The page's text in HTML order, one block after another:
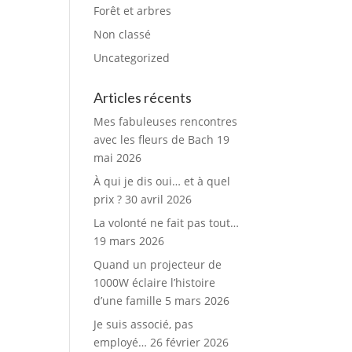
Forêt et arbres
Non classé
Uncategorized
Articles récents
Mes fabuleuses rencontres
avec les fleurs de Bach 19
mai 2026
À qui je dis oui… et à quel
prix ? 30 avril 2026
La volonté ne fait pas tout…
19 mars 2026
Quand un projecteur de
1000W éclaire l’histoire
d’une famille 5 mars 2026
Je suis associé, pas
employé… 26 février 2026